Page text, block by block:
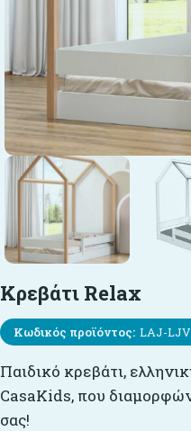
Κρεβάτι Relax
Κωδικός προϊόντος: LAJ-
Παιδικό κρεβάτι,
CasaKids, που
σας!